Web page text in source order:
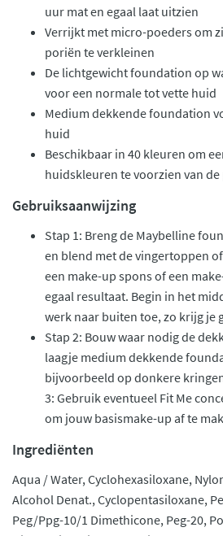
uur mat en egaal laat uitzien
Verrijkt met micro-poeders om
poriën te verkleinen
De lichtgewicht foundation op
voor een normale tot vette huid
Medium dekkende foundation
huid
Beschikbaar in 40 kleuren om
huidskleuren te voorzien van
Gebruiksaanwijzing
Stap 1: Breng de Maybelline
en blend met de vingertoppen
een make-up spons of een
egaal resultaat. Begin in het
werk naar buiten toe, zo krijg je
Stap 2: Bouw waar nodig de
laagje medium dekkende
bijvoorbeeld op donkere
3: Gebruik eventueel Fit Me
om jouw basismake-up af te
Ingrediënten
Aqua / Water, Cyclohexasiloxane,
Alcohol Denat., Cyclopentasiloxane,
Peg/Ppg-10/1 Dimethicone, Peg-20,